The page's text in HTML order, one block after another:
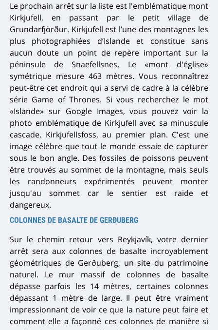
Le prochain arrêt sur la liste est l'emblématique mont
Kirkjufell, en passant par le petit village de
Grundarfjörður. Kirkjufell est l’une des montagnes les
plus photographiées d’Islande et constitue sans
aucun doute un point de repère important sur la
péninsule de Snaefellsnes. Le «mont d'église»
symétrique mesure 463 mètres. Vous reconnaîtrez
peut-être cet endroit qui a servi de cadre à la célèbre
série Game of Thrones. Si vous recherchez le mot
«Islande» sur Google Images, vous pouvez voir la
photo emblématique de Kirkjufell avec sa minuscule
cascade, Kirkjufellsfoss, au premier plan. C'est une
image célèbre que tout le monde essaie de capturer
sous le bon angle. Des fossiles de poissons peuvent
être trouvés au sommet de la montagne, mais seuls
les randonneurs expérimentés peuvent monter
jusqu'au sommet car le sentier est raide et
dangereux.
COLONNES DE BASALTE DE GERÐUBERG
Sur le chemin retour vers Reykjavík, votre dernier
arrêt sera aux colonnes de basalte incroyablement
géométriques de Gerðuberg, un site du patrimoine
naturel. Le mur massif de colonnes de basalte
dépasse parfois les 14 mètres, certaines colonnes
dépassant 1 mètre de large. Il peut être vraiment
impressionnant de voir ce que la nature peut faire et
comment elle a façonné ces colonnes de manière si